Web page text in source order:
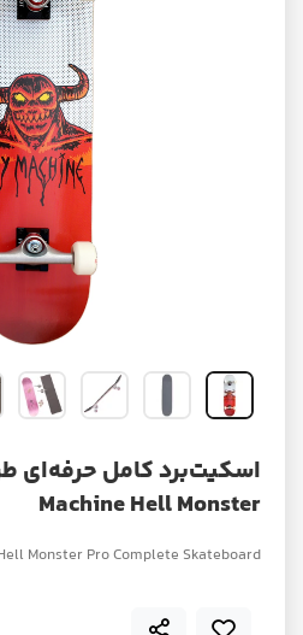
Machine Hell Monster
Monster Pro Complete Skateboard